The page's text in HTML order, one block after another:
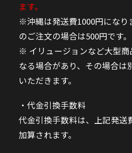
ます。
※沖縄は発送費1000円になり
のご注文の場合は500円です。
※ イリュージョンなど大型商
なる場合があり、その場合は
いただきます。
代金引換手数料
代金引換手数料は、上記発送
加算されます。